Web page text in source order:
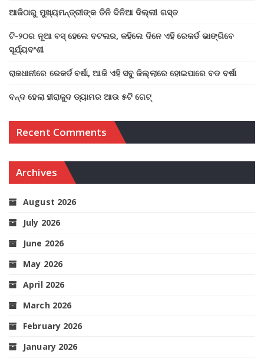
ଆଜିଠାରୁ ମୁଖ୍ୟମନ୍ତ୍ରୀଙ୍କ ତିନି ଦିନିଆ ଦିଲ୍ଲୀ ଗସ୍ତ
ଟି-୨୦ର ନୂଆ ବସ୍ ହେଲେ ବଟଲର, କହିଲେ ଦିନେ ଏହି ରେକର୍ଡ ଭାଙ୍ଗିବେ
ସୂର୍ଯ୍ୟବଂଶୀ
ରାଜଧାନୀରେ ରେକର୍ଡ ବର୍ଷା, ଆଜି ଏହି ସବୁ ଜିଲ୍ଲାରେ ହୋଇପାରେ ବଡ ବର୍ଷା
ବନ୍ଦ ହେଲା ହୀରାକୁଦ ଡ୍ୟାମର ଆଉ ୫ଟି ଗେଟ୍
Recent Comments
Archives
August 2026
July 2026
June 2026
May 2026
April 2026
March 2026
February 2026
January 2026